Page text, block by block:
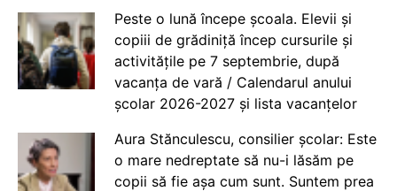
Peste o lună începe școala. Elevii și
copiii de grădiniță încep cursurile și
activitățile pe 7 septembrie, după
vacanța de vară / Calendarul anului
școlar 2026-2027 și lista vacanțelor
Aura Stănculescu, consilier școlar: Este
o mare nedreptate să nu-i lăsăm pe
copii să fie așa cum sunt. Suntem prea